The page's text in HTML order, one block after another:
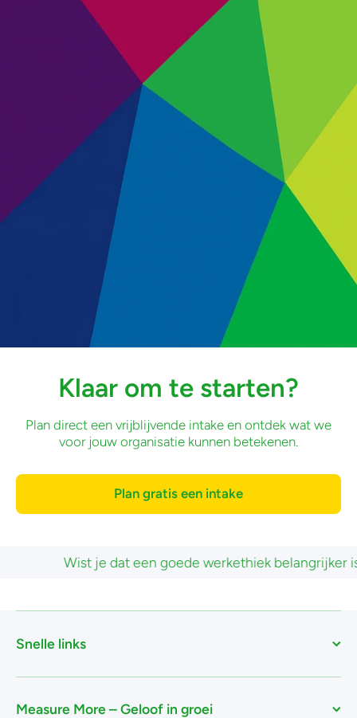
Klaar om te starten?
Plan direct een vrijblijvende intake en ontdek wat we
voor jouw organisatie kunnen betekenen.
Plan gratis een intake
dat een goede werkethiek belangrijker is dan ervaring
Snelle links
Measure More – Geloof in groei